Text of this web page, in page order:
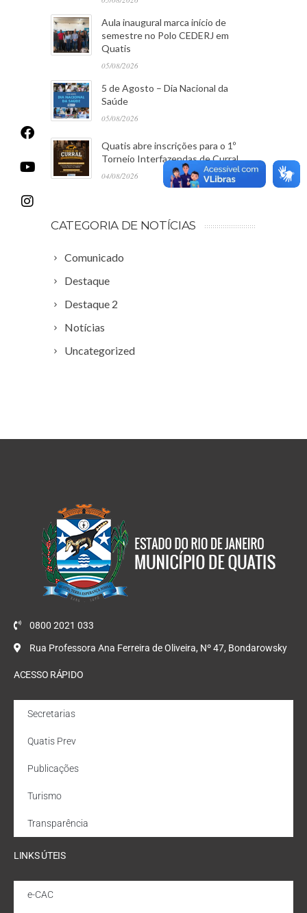
Aula inaugural marca início de
semestre no Polo CEDERJ em
Quatis
05/08/2026
5 de Agosto – Dia Nacional da
Saúde
05/08/2026
Quatis abre inscrições para o 1º
Torneio Interfazendas de Curral
04/08/2026
CATEGORIA DE NOTÍCIAS
Comunicado
Destaque
Destaque 2
Notícias
Uncategorized
0800 2021 033
Rua Professora Ana Ferreira de Oliveira, Nº 47, Bondarowsky
ACESSO RÁPIDO
Secretarias
Quatis Prev
Publicações
Turismo
Transparência
LINKS ÚTEIS
e-CAC